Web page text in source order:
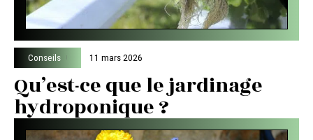
Conseils 11 mars 2026
Qu’est-ce que le jardinage
hydroponique ?